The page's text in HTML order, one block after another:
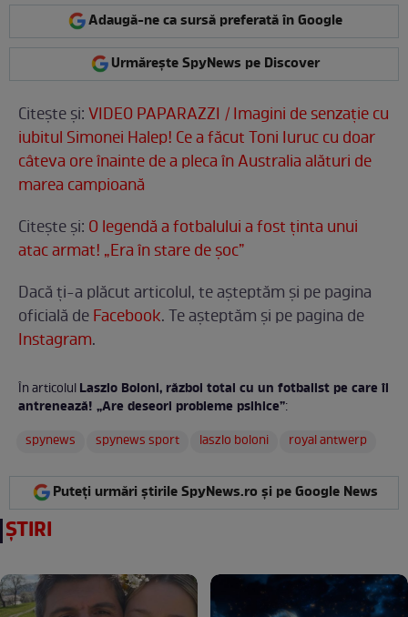
Adaugă-ne ca sursă preferată în Google
Urmărește SpyNews pe Discover
Citeşte şi:VIDEO PAPARAZZI / Imagini de senzaţie cu
iubitul Simonei Halep! Ce a făcut Toni Iuruc cu doar
câteva ore înainte de a pleca în Australia alături de
marea campioană
Citeşte şi: O legendă a fotbalului a fost ţinta unui
atac armat! „Era în stare de şoc”
Dacă ți-a plăcut articolul, te așteptăm și pe pagina
oficială deFacebook. Te aşteptăm şi pe pagina de
Instagram.
În articolulLaszlo Boloni, război total cu un fotbalist pe care îl
antrenează! „Are deseori probleme psihice”:
spynews
spynews sport laszlo boloni royal antwerp
Puteți urmări știrile SpyNews.ro și pe Google News
ȘTIRI